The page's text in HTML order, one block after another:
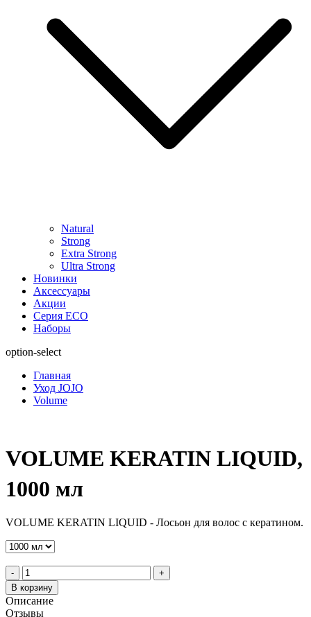
Natural
Strong
Extra Strong
Ultra Strong
Новинки
Аксессуары
Акции
Серия ECO
Наборы
option-select
Главная
Уход JOJO
Volume
VOLUME KERATIN LIQUID,
1000 мл
VOLUME KERATIN LIQUID - Лосьон для волос с кератином.
-
+
В корзину
Описание
Отзывы